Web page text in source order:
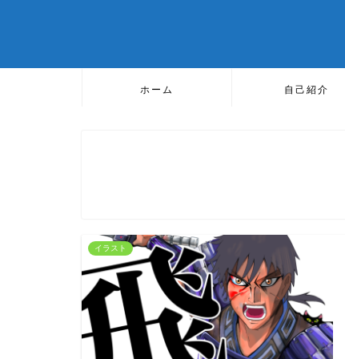
ホーム 自己紹介
イラスト